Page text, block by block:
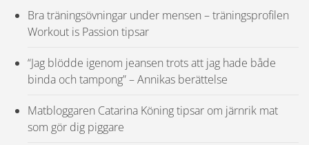
Bra träningsövningar under mensen – träningsprofilen
Workout is Passion tipsar
“Jag blödde igenom jeansen trots att jag hade både
binda och tampong” – Annikas berättelse
Matbloggaren Catarina Köning tipsar om järnrik mat
som gör dig piggare